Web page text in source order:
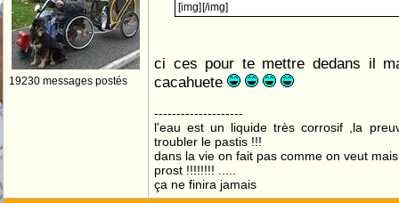
19230 messages postés
[img] [/img]
ci ces pour te mettre dedans il
cacahuete
--------------------
l'eau est un liquide très corrosif ,la
troubler le pastis !!!
dans la vie on fait pas comme on veut
prost !!!!!!!! .....
ça ne finira jamais